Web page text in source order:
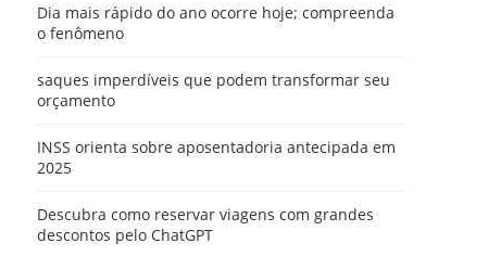
Dia mais rápido do ano ocorre hoje; compreenda
o fenômeno
saques imperdíveis que podem transformar seu
orçamento
INSS orienta sobre aposentadoria antecipada em
2025
Descubra como reservar viagens com grandes
descontos pelo ChatGPT